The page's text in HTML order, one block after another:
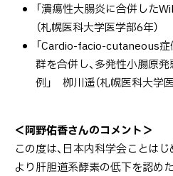
「潰瘍性大腸炎に合併した
（札幌医科大学医学部6年）
「Cardio-facio-cutaneous
群を合併し、多発性小腸原
例」 栁川遥（札幌医科大学
＜阿野佑香さんのコメント＞
この度は、日本内科学会ことは
より肝胆道系酵素の低下を認め